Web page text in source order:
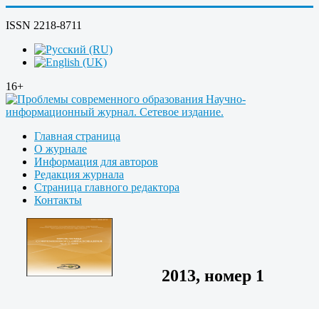
ISSN 2218-8711
16+
Главная страница
О журнале
Информация для авторов
Редакция журнала
Страница главного редактора
Контакты
2013, номер 1